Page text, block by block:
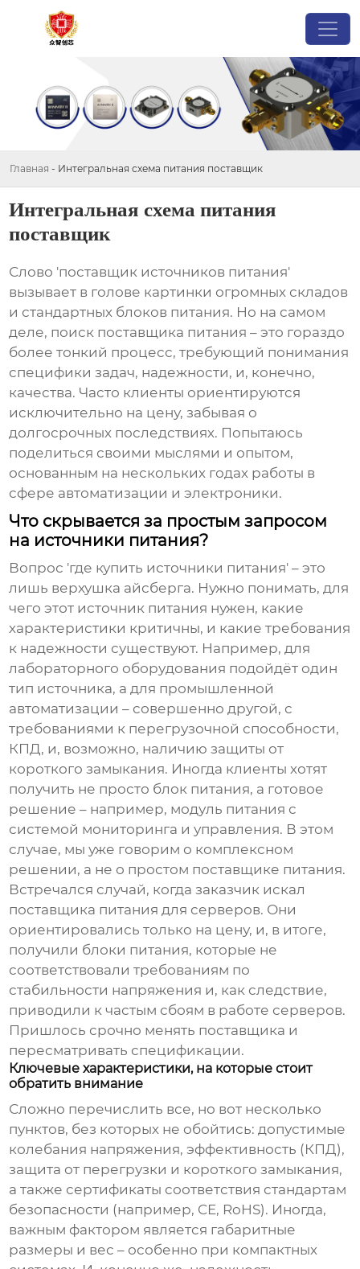
Главная - Интегральная схема питания поставщик
Интегральная схема питания
поставщик
Слово 'поставщик источников питания'
вызывает в голове картинки огромных складов
и стандартных блоков питания. Но на самом
деле, поиск поставщика питания – это гораздо
более тонкий процесс, требующий понимания
специфики задач, надежности, и, конечно,
качества. Часто клиенты ориентируются
исключительно на цену, забывая о
долгосрочных последствиях. Попытаюсь
поделиться своими мыслями и опытом,
основанным на нескольких годах работы в
сфере автоматизации и электроники.
Что скрывается за простым запросом
на источники питания?
Вопрос 'где купить источники питания' – это
лишь верхушка айсберга. Нужно понимать, для
чего этот источник питания нужен, какие
характеристики критичны, и какие требования
к надежности существуют. Например, для
лабораторного оборудования подойдёт один
тип источника, а для промышленной
автоматизации – совершенно другой, с
требованиями к перегрузочной способности,
КПД, и, возможно, наличию защиты от
короткого замыкания. Иногда клиенты хотят
получить не просто блок питания, а готовое
решение – например, модуль питания с
системой мониторинга и управления. В этом
случае, мы уже говорим о комплексном
решении, а не о простом поставщике питания.
Встречался случай, когда заказчик искал
поставщика питания для серверов. Они
ориентировались только на цену, и, в итоге,
получили блоки питания, которые не
соответствовали требованиям по
стабильности напряжения и, как следствие,
приводили к частым сбоям в работе серверов.
Пришлось срочно менять поставщика и
пересматривать спецификации.
Ключевые характеристики, на которые стоит
обратить внимание
Сложно перечислить все, но вот несколько
пунктов, без которых не обойтись: допустимые
колебания напряжения, эффективность (КПД),
защита от перегрузки и короткого замыкания,
а также сертификаты соответствия стандартам
безопасности (например, CE, RoHS). Иногда,
важным фактором является габаритные
размеры и вес – особенно при компактных